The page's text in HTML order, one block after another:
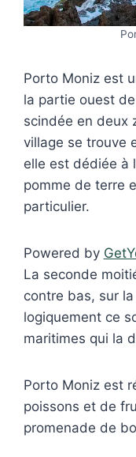
Porto Moniz est
la partie ouest
scindée en deux
village se trouve
elle est dédiée à
pomme de terre
particulier.
Powered by
La seconde
contre bas, sur
logiquement ce
maritimes qui la
Porto Moniz est
poissons et de
promenade de